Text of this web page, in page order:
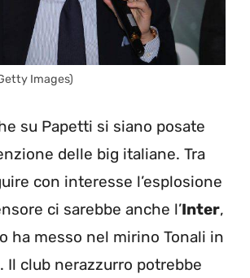
Images)
su Papetti si siano posate
delle big italiane. Tra
con interesse l’esplosione
ci sarebbe anche l’Inter,
ha messo nel mirino Tonali in
Il club nerazzurro potrebbe